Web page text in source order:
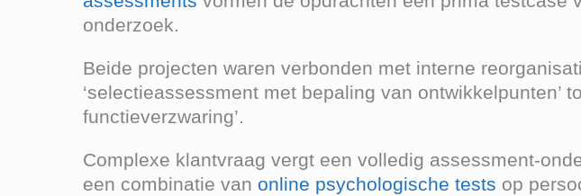
onderzoek.
Beide projecten waren verbonden met interne
‘selectieassessment met bepaling van ontwikkelpunten’
functieverzwaring’.
Complexe klantvraag vergt een volledig assessment-
een combinatie van online psychologische tests op